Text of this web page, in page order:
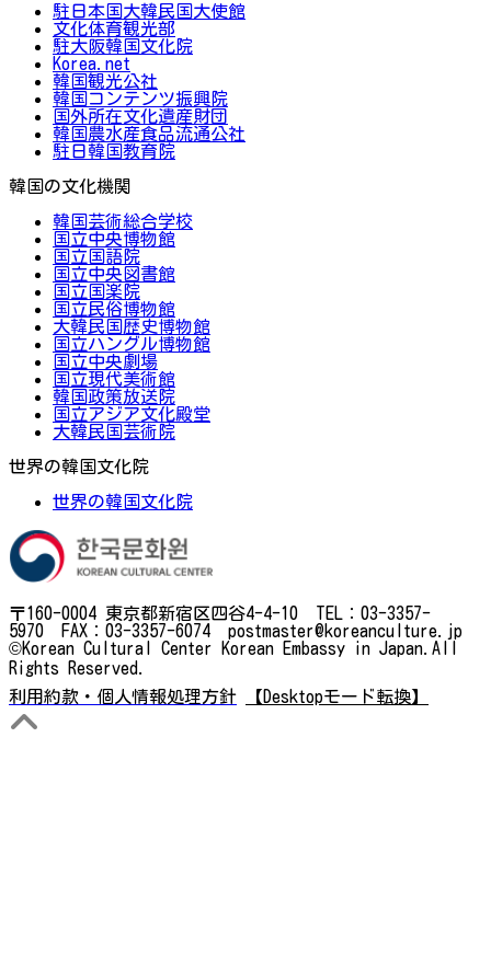
駐日本国大韓民国大使館
文化体育観光部
駐大阪韓国文化院
Korea.net
韓国観光公社
韓国コンテンツ振興院
国外所在文化遺産財団
韓国農水産食品流通公社
駐日韓国教育院
韓国の文化機関
韓国芸術総合学校
国立中央博物館
国立国語院
国立中央図書館
国立国楽院
国立民俗博物館
大韓民国歴史博物館
国立ハングル博物館
国立中央劇場
国立現代美術館
韓国政策放送院
国立アジア文化殿堂
大韓民国芸術院
世界の韓国文化院
世界の韓国文化院
〒160-0004 東京都新宿区四谷4-4-10 TEL：03-3357-
5970 FAX：03-3357-6074 postmaster@koreanculture.jp
©Korean Cultural Center Korean Embassy in Japan.All
Rights Reserved.
利用約款・個人情報処理方針
【Desktopモード転換】